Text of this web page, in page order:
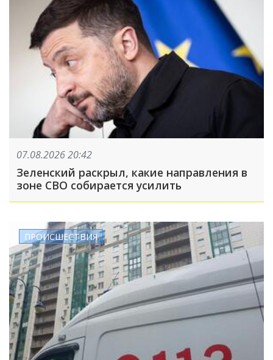
07.08.2026 20:42
Зеленский раскрыл, какие направления в
зоне СВО собирается усилить
ПРОИСШЕСТВИЯ